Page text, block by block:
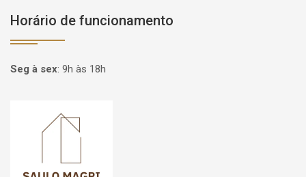
Horário de funcionamento
Seg à sex: 9h às 18h
Página inicial